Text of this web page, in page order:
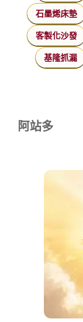
石墨烯床墊
客製化沙發
基隆抓漏
阿站多